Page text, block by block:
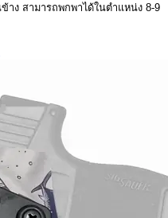
ง สามารถพกพาได้ในตำแหน่ง 8-9